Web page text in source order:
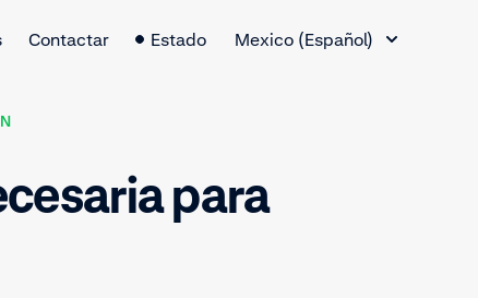
Contactar Estado
Mexico (Español)
para